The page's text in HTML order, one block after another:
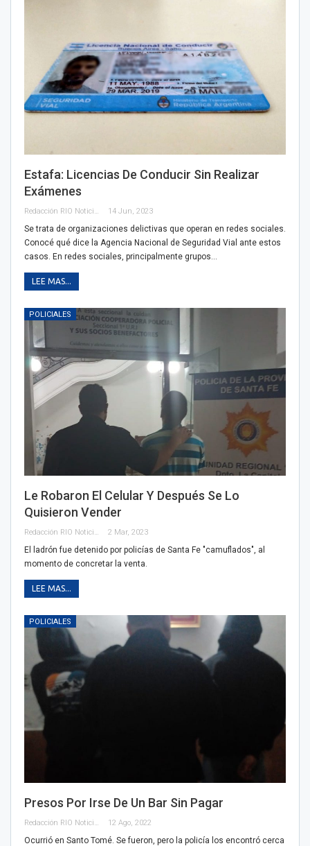
Estafa: Licencias De Conducir Sin Realizar
Exámenes
Redacción RIO Noticias 14 Jun, 2023
Se trata de organizaciones delictivas que operan en redes sociales.
Conocé qué dice la Agencia Nacional de Seguridad Vial ante estos
casos. En redes sociales, principalmente grupos…
LEE MAS...
POLICIALES
Le Robaron El Celular Y Después Se Lo
Quisieron Vender
Redacción RIO Noticias 2 Mar, 2023
El ladrón fue detenido por policías de Santa Fe "camuflados", al
momento de concretar la venta.
LEE MAS...
POLICIALES
Presos Por Irse De Un Bar Sin Pagar
Redacción RIO Noticias 12 Ago, 2022
Ocurrió en Santo Tomé. Se fueron, pero la policía los encontró cerca